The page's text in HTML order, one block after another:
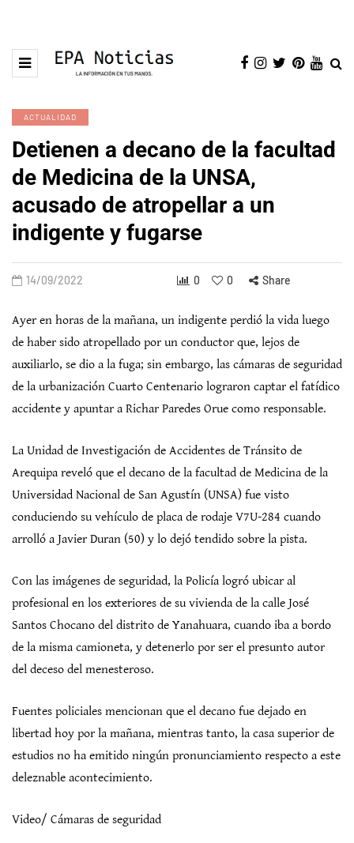
ACTUALIDAD
Detienen a decano de la facultad
de Medicina de la UNSA,
acusado de atropellar a un
indigente y fugarse
14/09/2022 0 0 Share
Ayer en horas de la mañana, un indigente perdió la vida luego
de haber sido atropellado por un conductor que, lejos de
auxiliarlo, se dio a la fuga; sin embargo, las cámaras de seguridad
de la urbanización Cuarto Centenario lograron captar el fatídico
accidente y apuntar a Richar Paredes Orue como responsable.
La Unidad de Investigación de Accidentes de Tránsito de
Arequipa reveló que el decano de la facultad de Medicina de la
Universidad Nacional de San Agustín (UNSA) fue visto
conduciendo su vehículo de placa de rodaje V7U-284 cuando
arrolló a Javier Duran (50) y lo dejó tendido sobre la pista.
Con las imágenes de seguridad, la Policía logró ubicar al
profesional en los exteriores de su vivienda de la calle José
Santos Chocano del distrito de Yanahuara, cuando iba a bordo
de la misma camioneta, y detenerlo por ser el presunto autor
del deceso del menesteroso.
Fuentes policiales mencionan que el decano fue dejado en
libertad hoy por la mañana, mientras tanto, la casa superior de
estudios no ha emitido ningún pronunciamiento respecto a este
deleznable acontecimiento.
Video/ Cámaras de seguridad